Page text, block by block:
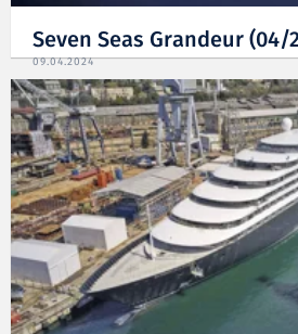
Seven Seas Grandeur (04/
09.04.2024